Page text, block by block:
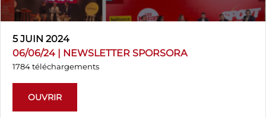
5 JUIN 2024
06/06/24 | NEWSLETTER SPORSORA
1784 téléchargements
OUVRIR